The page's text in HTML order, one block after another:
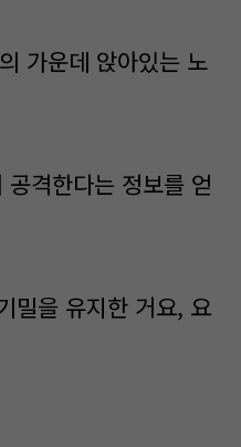
가운데 앉아있는 노
격한다는 정보를 얻
밀을 유지한 거요, 요